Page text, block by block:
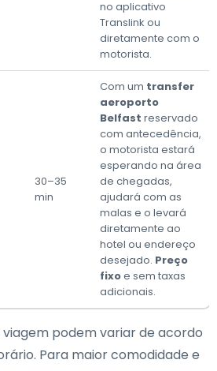
no aplicativo
Translink ou
diretamente com o
motorista.
30–35
min
Com um transfer
aeroporto
Belfast reservado
com antecedência,
o motorista estará
esperando na área
de chegadas,
ajudará com as
malas e o levará
diretamente ao
hotel ou endereço
desejado. Preço
fixoe sem taxas
adicionais.
podem variar de acordo
Para maior comodidade e